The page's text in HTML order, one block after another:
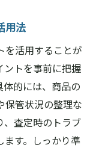
用法
を活用することが
ントを事前に把握
的には、商品の
保管状況の整理な
、査定時のトラブ
ます。しっかり準